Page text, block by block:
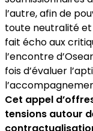
l’autre, afin de
toute neutralité et
fait écho aux
l’encontre
fois d’évaluer
Cet appel
tensions autour